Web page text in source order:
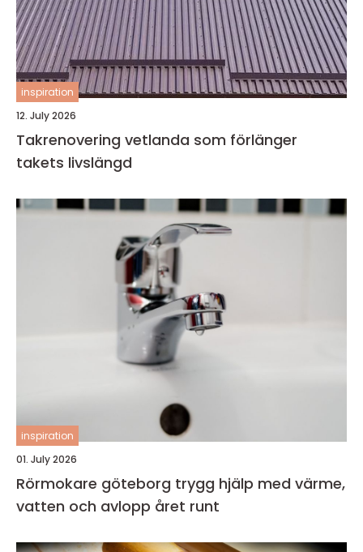
inspiration
12. July 2026
Takrenovering vetlanda som förlänger
takets livslängd
inspiration
01. July 2026
Rörmokare göteborg trygg hjälp med värme,
vatten och avlopp året runt